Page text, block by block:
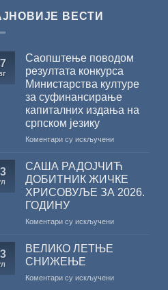
ВЕСТИ
Саопштење поводом
резултата конкурса
Министарства културе
за суфинансирање
капиталних издања на
српском језику
Коментари су искљученина
поводом
резултата
конкурса
Министарства
за
српском
САША РАДОЈЧИЋ
ДОБИТНИК ЖИЧКЕ
ХРИСОВУЉЕ ЗА 2026.
ГОДИНУ
Коментари су искљученина
ХРИСОВУЉЕ
ВЕЛИКО ЛЕТЊЕ
СНИЖЕЊЕ
Коментари су искљученина